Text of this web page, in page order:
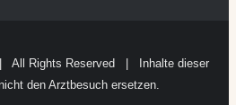
| All Rights Reserved | Inhalte dieser
den Arztbesuch ersetzen.